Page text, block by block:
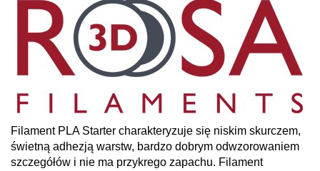
Filament PLA Starter charakteryzuje się niskim skurczem,
świetną adhezją warstw, bardzo dobrym odwzorowaniem
szczegółów i nie ma przykrego zapachu. Filament